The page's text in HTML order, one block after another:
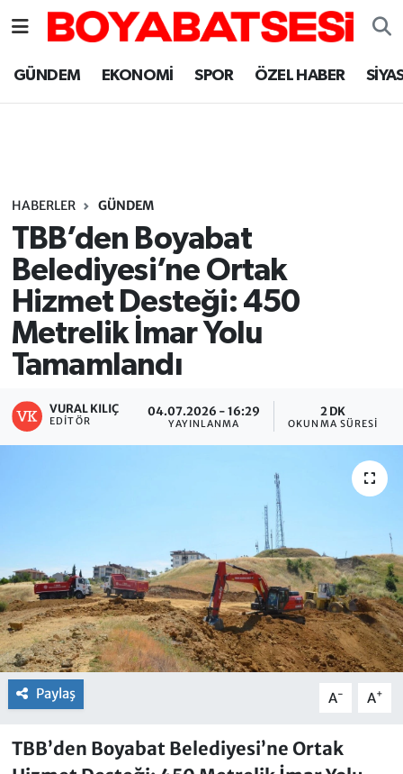
GÜNDEM EKONOMİ SPOR ÖZEL HABER
HABERLER GÜNDEM
TBB’den Boyabat
Belediyesi’ne Ortak
Hizmet Desteği: 450
Metrelik İmar Yolu
Tamamlandı
VURAL KILIÇ
EDITÖR
04.07.2026 - 16:29
YAYINLANMA
2 DK
OKUNMA SÜRESI
Paylaş A- A+
TBB’den Boyabat Belediyesi’ne Ortak
Sinop Nöbetçi Eczaneler
Sinop Trafik Yoğunluk Haritası
Süper Lig Puan Durumu ve Fikstür
Tüm Manşetler
Son Dakika Haberleri